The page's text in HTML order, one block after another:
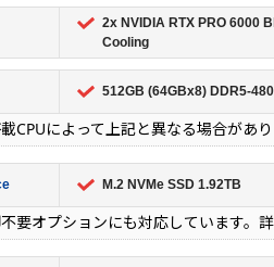
2x NVIDIA RTX PRO 6000
Cooling
512GB (64GBx8) DDR5-
CPUによって上記と異なる場合があ
M.2 NVMe SSD 1.92TB
要オプションにも対応しています。